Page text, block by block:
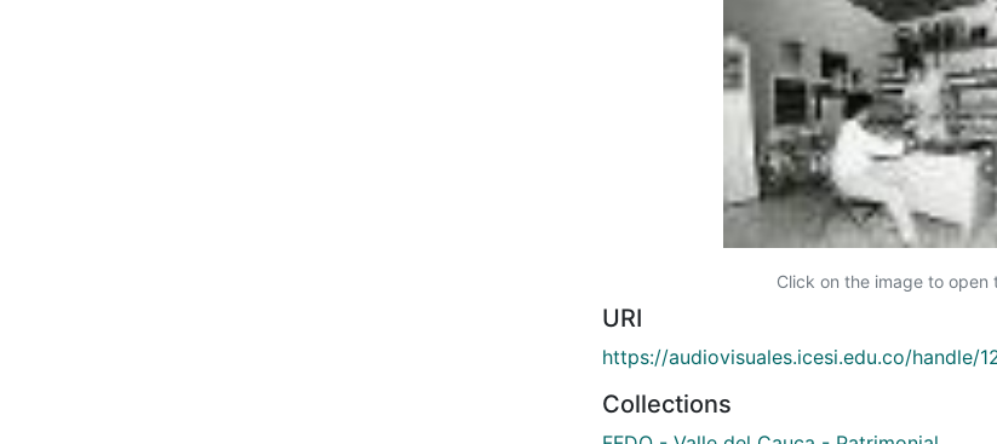
Click on the image to open
URI
https://audiovisuales.icesi.edu.co/handle/
Collections